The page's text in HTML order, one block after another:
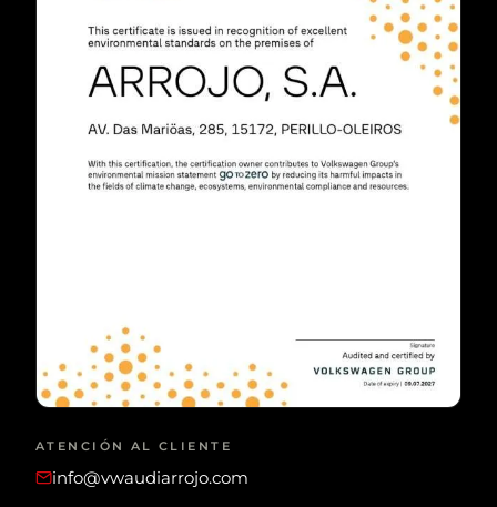
ATENCIÓN AL CLIENTE
info@vwaudiarrojo.com